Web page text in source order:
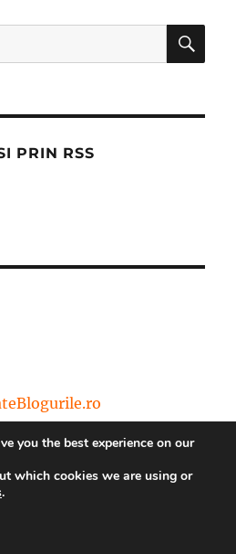
PRIN RSS
you the best experience on our
which cookies we are using or
.